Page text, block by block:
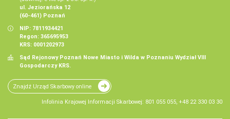
ul. Jeziorańska 12
(60-461) Poznań
NIP: 7811934421
Regon: 365695953
KRS: 0001202973
Sąd Rejonowy Poznań Nowe Miasto i Wilda w Poznaniu Wydział VIII
Gospodarczy KRS.
Znajdź Urząd Skarbowy online
Infolinia Krajowej Informacji Skarbowej: 801 055 055, +48 22 330 03 30